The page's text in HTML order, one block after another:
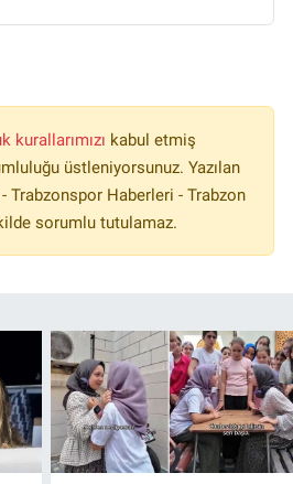
kurallarımızı kabul etmiş
üstleniyorsunuz. Yazılan
Trabzonspor Haberleri - Trabzon
sorumlu tutulamaz.